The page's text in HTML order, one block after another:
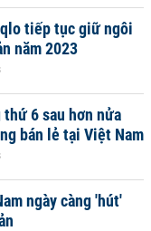
tiếp tục giữ ngôi
năm 2023
thứ 6 sau hơn nửa
bán lẻ tại Việt Nam
ngày càng 'hút'